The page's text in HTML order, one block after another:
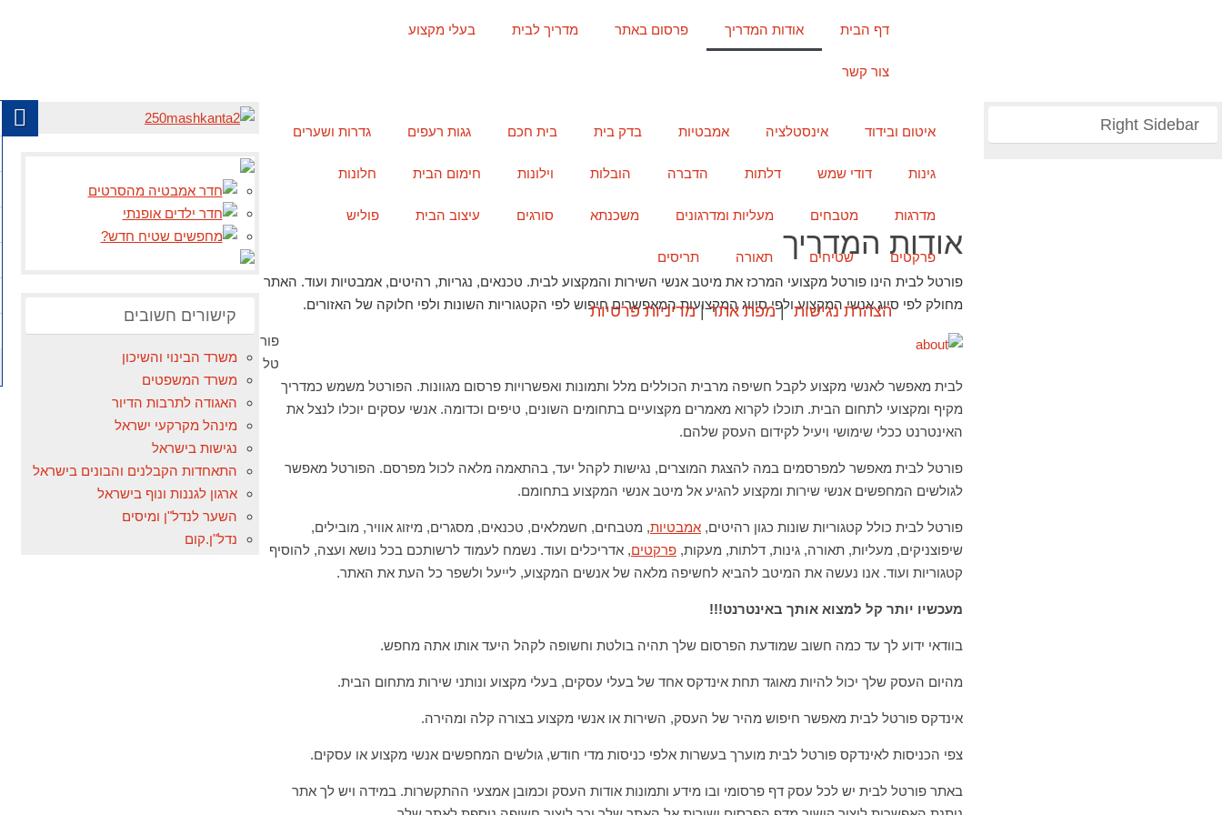
דף הבית אודות המדריך פרסום באתר מדריך לבית בעלי מקצוע
צור קשר
אודות המדריך
פורטל לבית הינו פורטל מקצועי המרכז את מיטב אנשי השירות והמקצוע לבית. טכנאים, נגריות, רהיטים, אמבטיות ועוד. האתר
מחולק לפי סיוג אנשי המקצוע ולפי סיווג המקצועות המאפשרים חיפוש לפי הקטגוריות השונות ולפי חלוקה של האזורים.
פור
טל
לבית מאפשר לאנשי מקצוע לקבל חשיפה מרבית הכוללים מלל ותמונות ואפשרויות פרסום מגוונות. הפורטל משמש כמדריך
מקיף ומקצועי לתחום הבית. תוכלו לקרוא מאמרים מקצועיים בתחומים השונים, טיפים וכדומה. אנשי עסקים יוכלו לנצל את
האינטרנט ככלי שימושי ויעיל לקידום העסק שלהם.
פורטל לבית מאפשר למפרסמים במה להצגת המוצרים, נגישות לקהל יעד, בהתאמה מלאה לכול מפרסם. הפורטל מאפשר
לגולשים המחפשים אנשי שירות ומקצוע להגיע אל מיטב אנשי המקצוע בתחומם.
פורטל לבית כולל קטגוריות שונות כגון רהיטים, אמבטיות, מטבחים, חשמלאים, טכנאים, מסגרים, מיזוג אוויר, מובילים,
שיפוצניקים, מעליות, תאורה, גינות, דלתות, מעקות, פרקטים, אדריכלים ועוד. נשמח לעמוד לרשותכם בכל נושא ועצה, להוסיף
קטגוריות ועוד. אנו נעשה את המיטב להביא לחשיפה מלאה של אנשים המקצוע, לייעל ולשפר כל העת את האתר.
מעכשיו יותר קל למצוא אותך באינטרנט!!!
בוודאי ידוע לך עד כמה חשוב שמודעת הפרסום שלך תהיה בולטת וחשופה לקהל היעד אותו אתה מחפש.
מהיום העסק שלך יכול להיות מאוגד תחת אינדקס אחד של בעלי עסקים, בעלי מקצוע ונותני שירות מתחום הבית.
אינדקס פורטל לבית מאפשר חיפוש מהיר של העסק, השירות או אנשי מקצוע בצורה קלה ומהירה.
צפי הכניסות לאינדקס פורטל לבית מוערך בעשרות אלפי כניסות מדי חודש, גולשים המחפשים אנשי מקצוע או עסקים.
באתר פורטל לבית יש לכל עסק דף פרסומי ובו מידע ותמונות אודות העסק וכמובן אמצעי ההתקשרות. במידה ויש לך אתר
קישורים חשובים
משרד הבינוי והשיכון
משרד המשפטים
האגודה לתרבות הדיור
מינהל מקרקעי ישראל
נגישות בישראל
התאחדות הקבלנים והבונים בישראל
ארגון לגננות ונוף בישראל
השער לנדל"ן ומיסים
נדל"ן.קום
Right Sidebar איטום ובידוד אינסטלציה אמבטיות בדק בית בית חכם גגות רעפים גדרות ושערים
גינות דודי שמש דלתות הדברה הובלות וילונות חימום הבית חלונות
מדרגות מטבחים מעליות ומדרגונים משכנתא סורגים עיצוב הבית פוליש
פרקטים שטיחים תאורה תריסים
הצהרת נגישות|מפת אתר|מדיניות פרטיות